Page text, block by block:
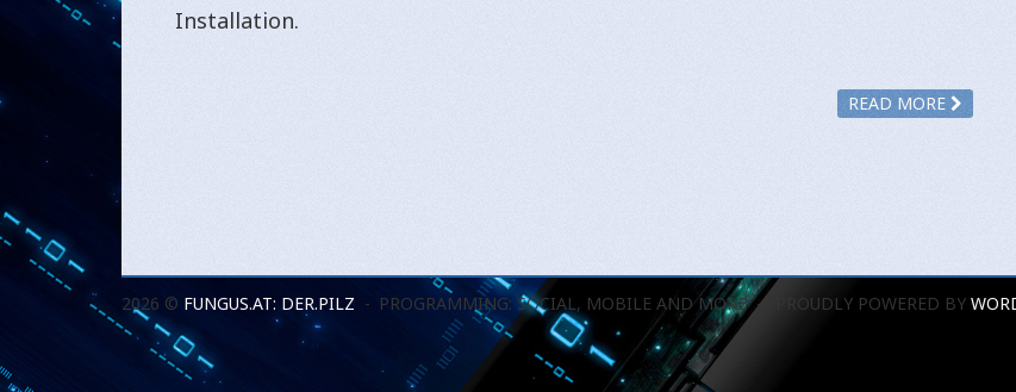
Installation.
READ MORE
2026 © FUNGUS.AT: DER.PILZ PROGRAMMING: SOCIAL, MOBILE AND MORE PROUDLY POWERED BY